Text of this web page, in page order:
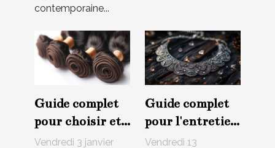
contemporaine...
Guide complet
pour choisir et
poser votre
Vendredi 3 janvier
Guide complet
pour l'entretien
et la
Vendredi 13